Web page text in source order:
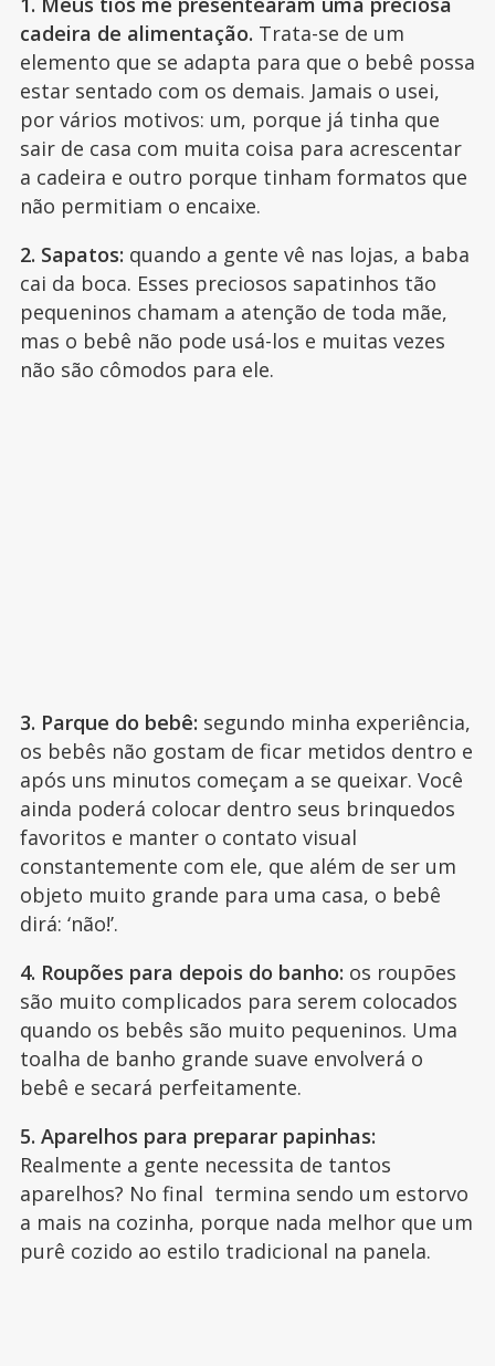
cadeira de alimentação. Trata-se de um
elemento que se adapta para que o bebê possa
estar sentado com os demais. Jamais o usei,
por vários motivos: um, porque já tinha que
sair de casa com muita coisa para acrescentar
a cadeira e outro porque tinham formatos que
não permitiam o encaixe.
2. Sapatos: quando a gente vê nas lojas, a baba
cai da boca. Esses preciosos sapatinhos tão
pequeninos chamam a atenção de toda mãe,
mas o bebê não pode usá-los e muitas vezes
não são cômodos para ele.
3. Parque do bebê: segundo minha experiência,
os bebês não gostam de ficar metidos dentro e
após uns minutos começam a se queixar. Você
ainda poderá colocar dentro seus brinquedos
favoritos e manter o contato visual
constantemente com ele, que além de ser um
objeto muito grande para uma casa, o bebê
dirá: ‘não!’.
4. Roupões para depois do banho: os roupões
são muito complicados para serem colocados
quando os bebês são muito pequeninos. Uma
toalha de banho grande suave envolverá o
bebê e secará perfeitamente.
5. Aparelhos para preparar papinhas:
Realmente a gente necessita de tantos
aparelhos? No final termina sendo um estorvo
a mais na cozinha, porque nada melhor que um
purê cozido ao estilo tradicional na panela.